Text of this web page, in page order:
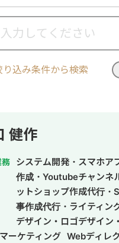
り込み条件から検索
健作
務
システム開発・スマホア
作成・Youtubeチャンネ
ットショップ作成代行・
事作成代行・ライティン
デザイン・ロゴデザイン
ドメディア制作・構築・
マーケティング Webディレ